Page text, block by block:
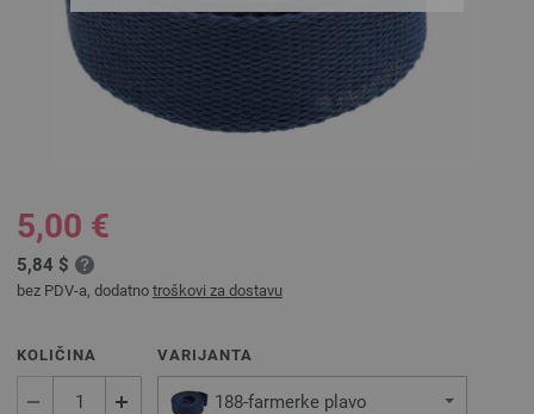
5,00 €
5,84 $
bez PDV-a, dodatno troškovi za dostavu
KOLIČINA VARIJANTA
188-farmerke plavo